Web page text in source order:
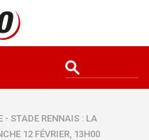
- STADE RENNAIS : LA
12 FÉVRIER, 13H00